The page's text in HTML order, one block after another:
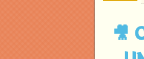
🎥